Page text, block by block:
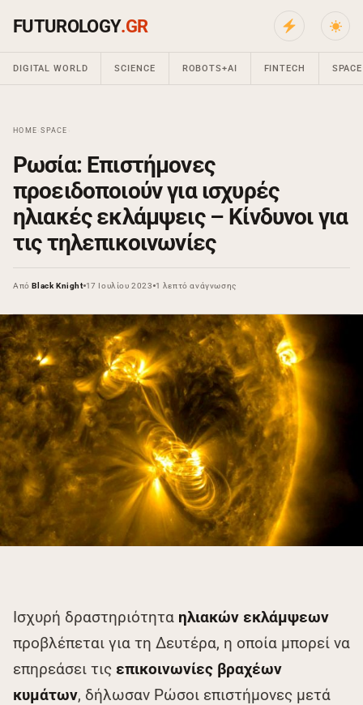
FUTUROLOGY.GR
DIGITAL WORLD SCIENCE ROBOTS+AI FINTECH SPACE
HOME ›SPACE
Ρωσία: Επιστήμονες
προειδοποιούν για ισχυρές
ηλιακές εκλάμψεις – Κίνδυνοι για
τις τηλεπικοινωνίες
ΑπόBlack Knight 17 Ιουλίου 2023 1 λεπτό ανάγνωσης
Ισχυρή δραστηριότητα ηλιακών εκλάμψεων
προβλέπεται για τη Δευτέρα, η οποία μπορεί να
επηρεάσει τις επικοινωνίες βραχέων
κυμάτων, δήλωσαν Ρώσοι επιστήμονες μετά